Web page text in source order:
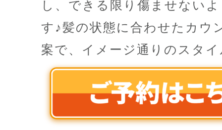
し、できる限り傷ませない
す♪髪の状態に合わせたカウ
案で、イメージ通りのスタ